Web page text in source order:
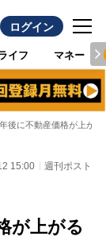
ログイン
イフ マネー
年後に不動産価格が上が
15:00 週刊ポスト
が上がる